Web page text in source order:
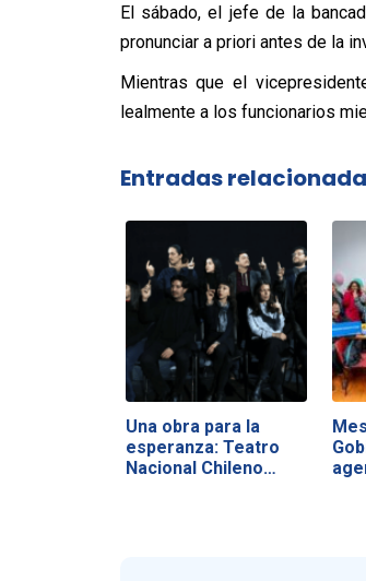
El sábado, el jefe de la
pronunciar a priori antes de la
Mientras que el
lealmente a los funcionarios
Entradas
Una obra para la
esperanza: Teatro
Nacional Chileno…